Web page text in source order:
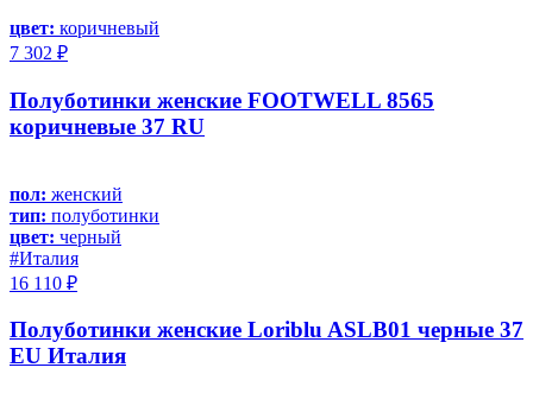
цвет: коричневый
7 302 ₽
Полуботинки женские FOOTWELL 8565
коричневые 37 RU
пол: женский
тип: полуботинки
цвет: черный
#Италия
16 110 ₽
Полуботинки женские Loriblu ASLB01 черные 37
EU Италия